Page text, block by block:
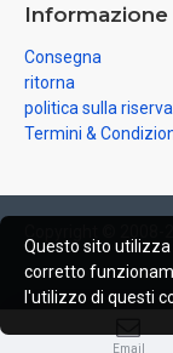
Informazione
Consegna
ritorna
politica sulla
Termini &
Email
Questo sito utilizza
corretto
l'utilizzo di questi